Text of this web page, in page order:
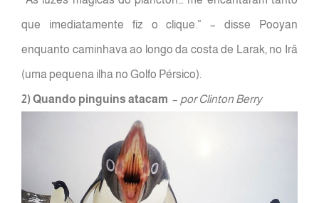
que imediatamente fiz o clique.” – disse Pooyan
enquanto caminhava ao longo da costa de Larak, no Irâ
(uma pequena ilha no Golfo Pérsico).
2) Quando pinguins atacam – por Clinton Berry